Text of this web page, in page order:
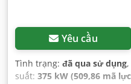
Yêu cầu
Tình trạng: đã qua sử dụng
suất: 375 kW (509,86 mã